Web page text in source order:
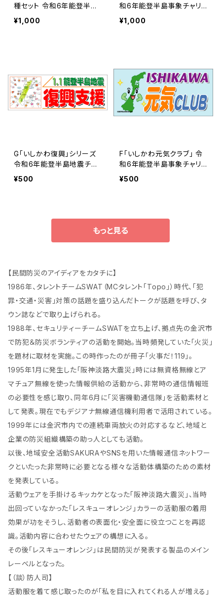
種セット 令和6年能登半島
地震チャリティーマークデ
ーター | 民間防災【総合企
¥1,000
和6年能登半島事象チャリ
ティーマークデーター | 民
間防災
¥1,000
G「いしかわ復興」シリーズ
令和6年能登半島地震チャ
リティーマークデーター |
¥500
F「いしかわ元気クラブ」 令
和6年能登半島事象チャリ
ティーマークデーター | 民
¥500
もっと見る
【民間防災のアイディアをカタチに】
1986年、タレントチームSWAT（MCタレント「Topo」）時代、「犯
罪・交通・災害」対策の話題を盛り込んだトークが話題を呼び、タ
ウン誌などで取り上げられる。
1988年、セキュリティーチームSWATを立ち上げ、拠点先の金沢市
で防犯＆防災ボランティアの活動を開始。当時頻発していた「火災」
を題材に取材を実施。この時作ったのが冊子「火事だ！119」。
1995年1月に発生した「阪神淡路大震災」時には無資格無線とア
マチュア無線を使った情報供給の活動から、非常時の通信情報班
の必要性を感じ取り、同年6月に「災害機動通信隊」を活動素材と
して発表。現在でもデジアナ無線通信機利用者で活用されている。
1999年には金沢市内での連続車両放火の対応するなど、地域と
企業の防災組織構築の助っ人としても活動。
以後、地域安全活動SAKURAやSNSを用いた情報通信ネットワー
クといたった非常時に必要となる様々な活動体構築のための素材
を発表している。
活動ウェアを手掛けるキッカケとなった「阪神淡路大震災」、当時
出回っていなかった「レスキューオレンジ」カラーの活動服の着用
効果が功をそうし、活動者の表面化・安全面に役立つことを再認
識。活動内容に合わせたウェアの構想に入る。
その後「レスキューオレンジ」は民間防災が発表する製品のメイン
レーベルとなった。
【（談）防人司】
活動服を着て感じ取ったのが「私を目に入れてくれる人が増える」